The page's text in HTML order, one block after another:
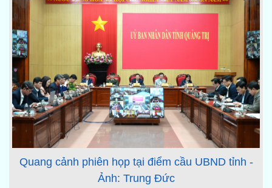
Quang cảnh phiên họp tại điểm cầu UBND tỉnh -
Ảnh: Trung Đức